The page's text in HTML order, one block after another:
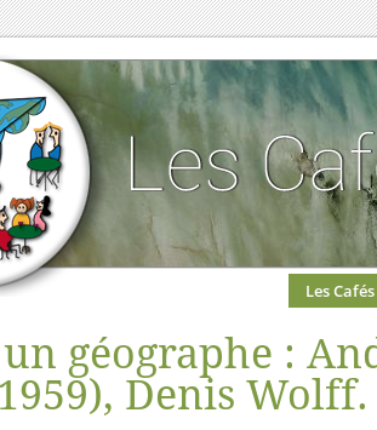
Les Cafés
géographe :
Denis Wolff.